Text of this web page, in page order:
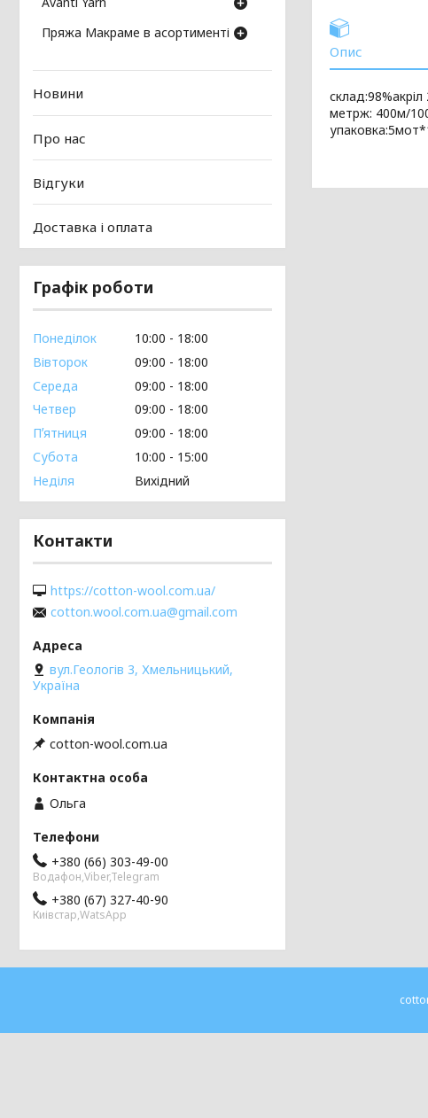
Опис
склад:98%акріл
метрж: 400м/
Пряжа Макраме в асортименті
Новини
Про нас
Відгуки
Доставка і оплата
Графік роботи
Понеділок 10:00
18:00
Вівторок
09:00
18:00
Середа
09:00
18:00
Четвер
09:00
18:00
Пʼятниця
09:00
18:00
Субота
10:00
15:00
Неділя
Вихідний
Контакти
https://cotton-wool.com.ua/
cotton.wool.com.ua@gmail.com
вул.Геологів 3, Хмельницький,
Україна
cotton-wool.com.ua
Ольга
+380 (66) 303-49-00
Водафон,Viber,Telegram
+380 (67) 327-40-90
Киівстар,WatsApp